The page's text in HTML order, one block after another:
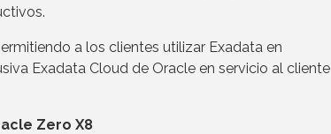
a los clientes utilizar Exadata en
Exadata Cloud de Oracle en servicio al cliente
Zero X8